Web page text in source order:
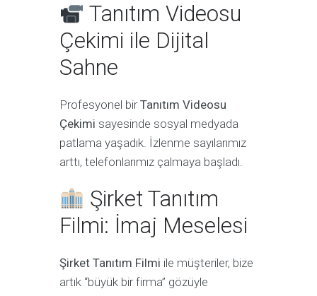
Tanıtım Videosu
Çekimi ile Dijital
Sahne
Profesyonel birTanıtım Videosu
Çekimi sayesinde sosyal medyada
patlama yaşadık. İzlenme sayılarımız
arttı, telefonlarımız çalmaya başladı.
Şirket Tanıtım
Filmi: İmaj Meselesi
Şirket Tanıtım Filmi ile müşteriler, bize
artık “büyük bir firma” gözüyle